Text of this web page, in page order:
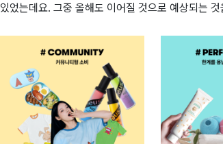
있었는데요. 그중 올해도 이어질 것으로 예상되는